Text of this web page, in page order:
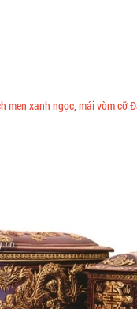
men xanh ngọc, mái vòm cỡ